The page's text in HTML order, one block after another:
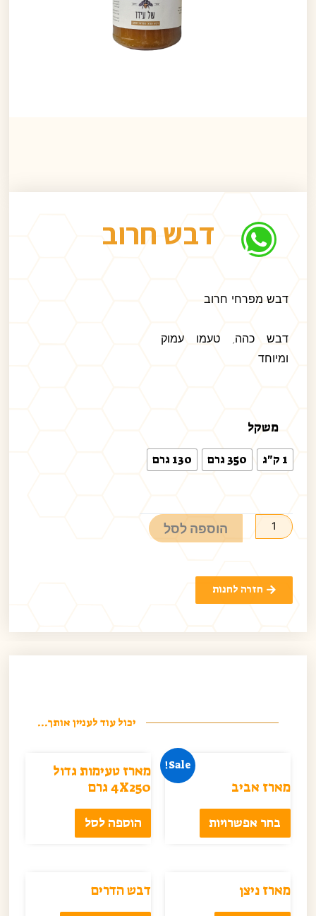
דבש חרוב
דבש מפרחי חרוב
דבש כהה, טעמו עמוק
ומיוחד
משקל
1 ק"ג 350 גרם 130 גרם
הוספה לסל
חזרה לחנות
יכול עוד לעניין אותך...
Sale!
מארז אביב
בחר אפשרויות
מארז טעימות גדול
4X250 גרם
הוספה לסל
מארז ניצן דבש הדרים